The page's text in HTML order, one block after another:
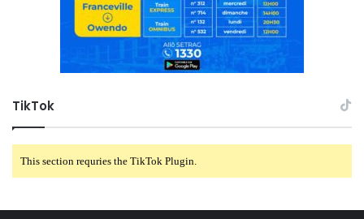
TikTok
This section requries the TikTok Plugin.